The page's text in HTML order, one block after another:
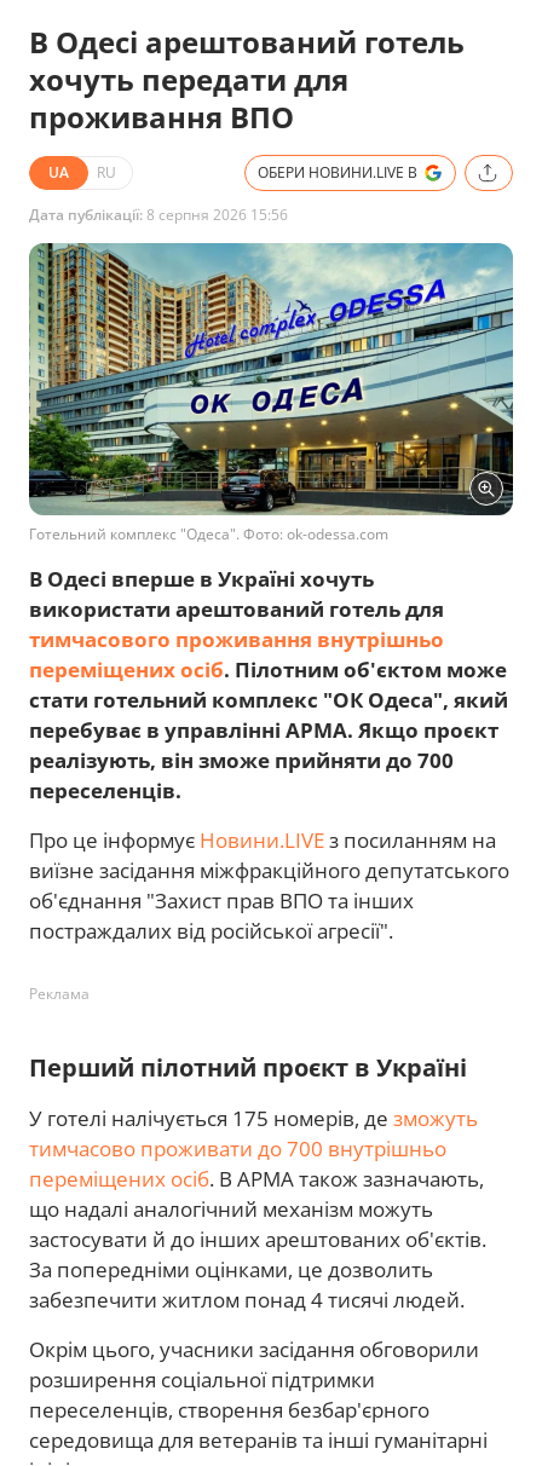
В Одесі арештований готель
хочуть передати для
проживання ВПО
UA RU ОБЕРИ НОВИНИ.LIVE В
Дата публікації:8 серпня 2026 15:56
Готельний комплекс "Одеса". Фото: ok-odessa.com
В Одесі вперше в Україні хочуть
використати арештований готель для
тимчасового проживання внутрішньо
переміщених осіб. Пілотним об'єктом може
стати готельний комплекс "ОК Одеса", який
перебуває в управлінні АРМА. Якщо проєкт
реалізують, він зможе прийняти до 700
переселенців.
Про це інформує Новини.LIVEз посиланням на
виїзне засідання міжфракційного депутатського
об'єднання "Захист прав ВПО та інших
постраждалих від російської агресії".
Реклама
Перший пілотний проєкт в Україні
У готелі налічується 175 номерів, де зможуть
тимчасово проживати до 700 внутрішньо
переміщених осіб. В АРМА також зазначають,
що надалі аналогічний механізм можуть
застосувати й до інших арештованих об'єктів.
За попередніми оцінками, це дозволить
забезпечити житлом понад 4 тисячі людей.
Окрім цього, учасники засідання обговорили
розширення соціальної підтримки
переселенців, створення безбар'єрного
середовища для ветеранів та інші гуманітарні